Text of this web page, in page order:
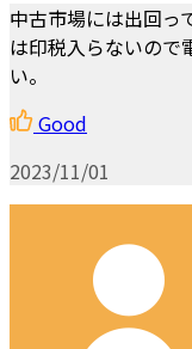
中古市場には出回っ
は印税入らないので
い。
Good
2023/11/01